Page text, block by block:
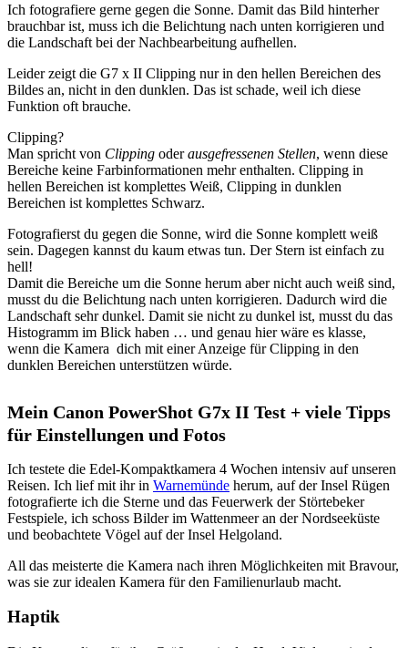
Ich fotografiere gerne gegen die Sonne. Damit das Bild hinterher
brauchbar ist, muss ich die Belichtung nach unten korrigieren und
die Landschaft bei der Nachbearbeitung aufhellen.
Leider zeigt die G7 x II Clipping nur in den hellen Bereichen des
Bildes an, nicht in den dunklen. Das ist schade, weil ich diese
Funktion oft brauche.
Clipping?
Man spricht von Clipping oderausgefressenen Stellen, wenn diese
Bereiche keine Farbinformationen mehr enthalten. Clipping in
hellen Bereichen ist komplettes Weiß, Clipping in dunklen
Bereichen ist komplettes Schwarz.
Fotografierst du gegen die Sonne, wird die Sonne komplett weiß
sein. Dagegen kannst du kaum etwas tun. Der Stern ist einfach zu
hell!
Damit die Bereiche um die Sonne herum aber nicht auch weiß sind,
musst du die Belichtung nach unten korrigieren. Dadurch wird die
Landschaft sehr dunkel. Damit sie nicht zu dunkel ist, musst du das
Histogramm im Blick haben … und genau hier wäre es klasse,
wenn die Kamera dich mit einer Anzeige für Clipping in den
dunklen Bereichen unterstützen würde.
Mein Canon PowerShot G7x II Test + viele Tipps
für Einstellungen und Fotos
Ich testete die Edel-Kompaktkamera 4 Wochen intensiv auf unseren
Reisen. Ich lief mit ihr in Warnemünde herum, auf der Insel Rügen
fotografierte ich die Sterne und das Feuerwerk der Störtebeker
Festspiele, ich schoss Bilder im Wattenmeer an der Nordseeküste
und beobachtete Vögel auf der Insel Helgoland.
All das meisterte die Kamera nach ihren Möglichkeiten mit Bravour,
was sie zur idealen Kamera für den Familienurlaub macht.
Haptik